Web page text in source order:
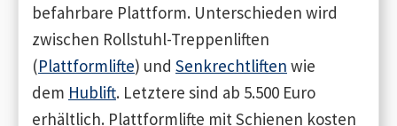
befahrbare Plattform. Unterschieden wird
zwischen Rollstuhl-Treppenliften
(Plattformlifte) und Senkrechtliften wie
dem Hublift. Letztere sind ab 5.500 Euro
erhältlich. Plattformlifte mit Schienen kosten